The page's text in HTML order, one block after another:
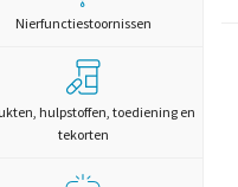
Nierfunctiestoornissen
hulpstoffen, toediening en
tekorten